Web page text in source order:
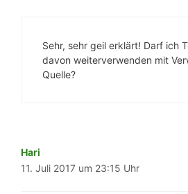
Sehr, sehr geil erklärt! Darf ich
davon weiterverwenden mit
Quelle?
Hari
11. Juli 2017 um 23:15 Uhr